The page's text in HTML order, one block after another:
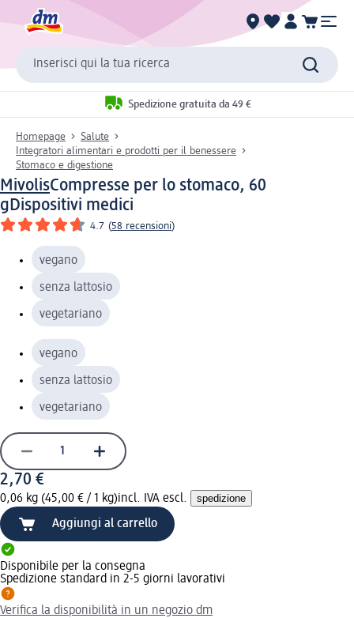
Inserisci qui la tua ricerca
Spedizione gratuita da 49 €
Homepage
Salute
Integratori alimentari e prodotti per il benessere
Stomaco e digestione
MivolisCompresse per lo stomaco, 60
gDispositivi medici
4.7 (58 recensioni)
vegano
senza lattosio
vegetariano
vegano
senza lattosio
vegetariano
2,70 €
0,06 kg (45,00 € / 1 kg)incl. IVA escl. spedizione
Aggiungi al carrello
Disponibile per la consegna
Spedizione standard in 2-5 giorni lavorativi
Verifica la disponibilità in un negozio dm